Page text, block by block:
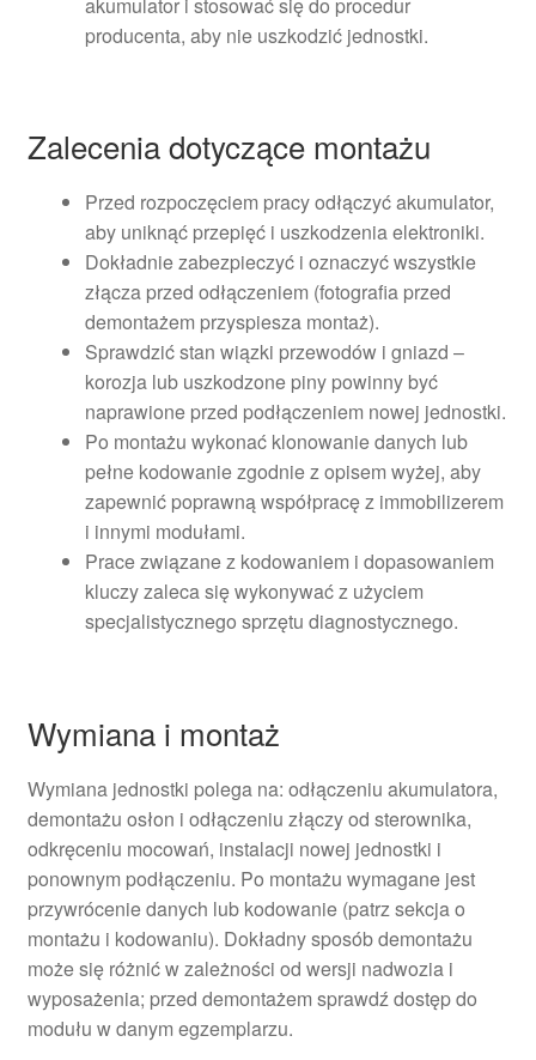
producenta, aby nie uszkodzić jednostki.
Zalecenia dotyczące montażu
Przed rozpoczęciem pracy odłączyć akumulator,
aby uniknąć przepięć i uszkodzenia elektroniki.
Dokładnie zabezpieczyć i oznaczyć wszystkie
złącza przed odłączeniem (fotografia przed
demontażem przyspiesza montaż).
Sprawdzić stan wiązki przewodów i gniazd –
korozja lub uszkodzone piny powinny być
naprawione przed podłączeniem nowej jednostki.
Po montażu wykonać klonowanie danych lub
pełne kodowanie zgodnie z opisem wyżej, aby
zapewnić poprawną współpracę z immobilizerem
i innymi modułami.
Prace związane z kodowaniem i dopasowaniem
kluczy zaleca się wykonywać z użyciem
specjalistycznego sprzętu diagnostycznego.
Wymiana i montaż
Wymiana jednostki polega na: odłączeniu akumulatora,
demontażu osłon i odłączeniu złączy od sterownika,
odkręceniu mocowań, instalacji nowej jednostki i
ponownym podłączeniu. Po montażu wymagane jest
przywrócenie danych lub kodowanie (patrz sekcja o
montażu i kodowaniu). Dokładny sposób demontażu
może się różnić w zależności od wersji nadwozia i
wyposażenia; przed demontażem sprawdź dostęp do
modułu w danym egzemplarzu.